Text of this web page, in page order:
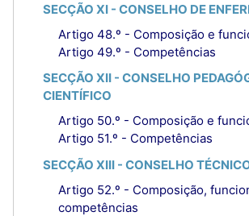
SECÇÃO XI - CONSELHO DE
Artigo 48.º - Composição e
Artigo 49.º - Competências
SECÇÃO XII - CONSELHO
CIENTÍFICO
Artigo 50.º - Composição e
Artigo 51.º - Competências
SECÇÃO XIII - CONSELHO
Artigo 52.º - Composição,
competências